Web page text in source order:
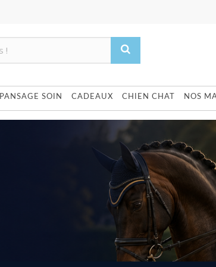
PANSAGE SOIN CADEAUX CHIEN CHAT NOS